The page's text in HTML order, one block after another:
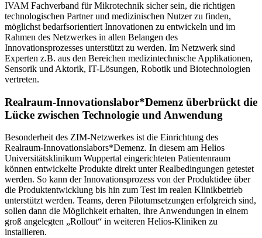
IVAM Fachverband für Mikrotechnik sicher sein, die richtigen
technologischen Partner und medizinischen Nutzer zu finden,
möglichst bedarfsorientiert Innovationen zu entwickeln und im
Rahmen des Netzwerkes in allen Belangen des
Innovationsprozesses unterstützt zu werden. Im Netzwerk sind
Experten z.B. aus den Bereichen medizintechnische Applikationen,
Sensorik und Aktorik, IT-Lösungen, Robotik und Biotechnologien
vertreten.
Realraum-Innovationslabor*Demenz überbrückt die
Lücke zwischen Technologie und Anwendung
Besonderheit des ZIM-Netzwerkes ist die Einrichtung des
Realraum-Innovationslabors*Demenz. In diesem am Helios
Universitätsklinikum Wuppertal eingerichteten Patientenraum
können entwickelte Produkte direkt unter Realbedingungen getestet
werden. So kann der Innovationsprozess von der Produktidee über
die Produktentwicklung bis hin zum Test im realen Klinikbetrieb
unterstützt werden. Teams, deren Pilotumsetzungen erfolgreich sind,
sollen dann die Möglichkeit erhalten, ihre Anwendungen in einem
groß angelegten „Rollout“ in weiteren Helios-Kliniken zu
installieren.